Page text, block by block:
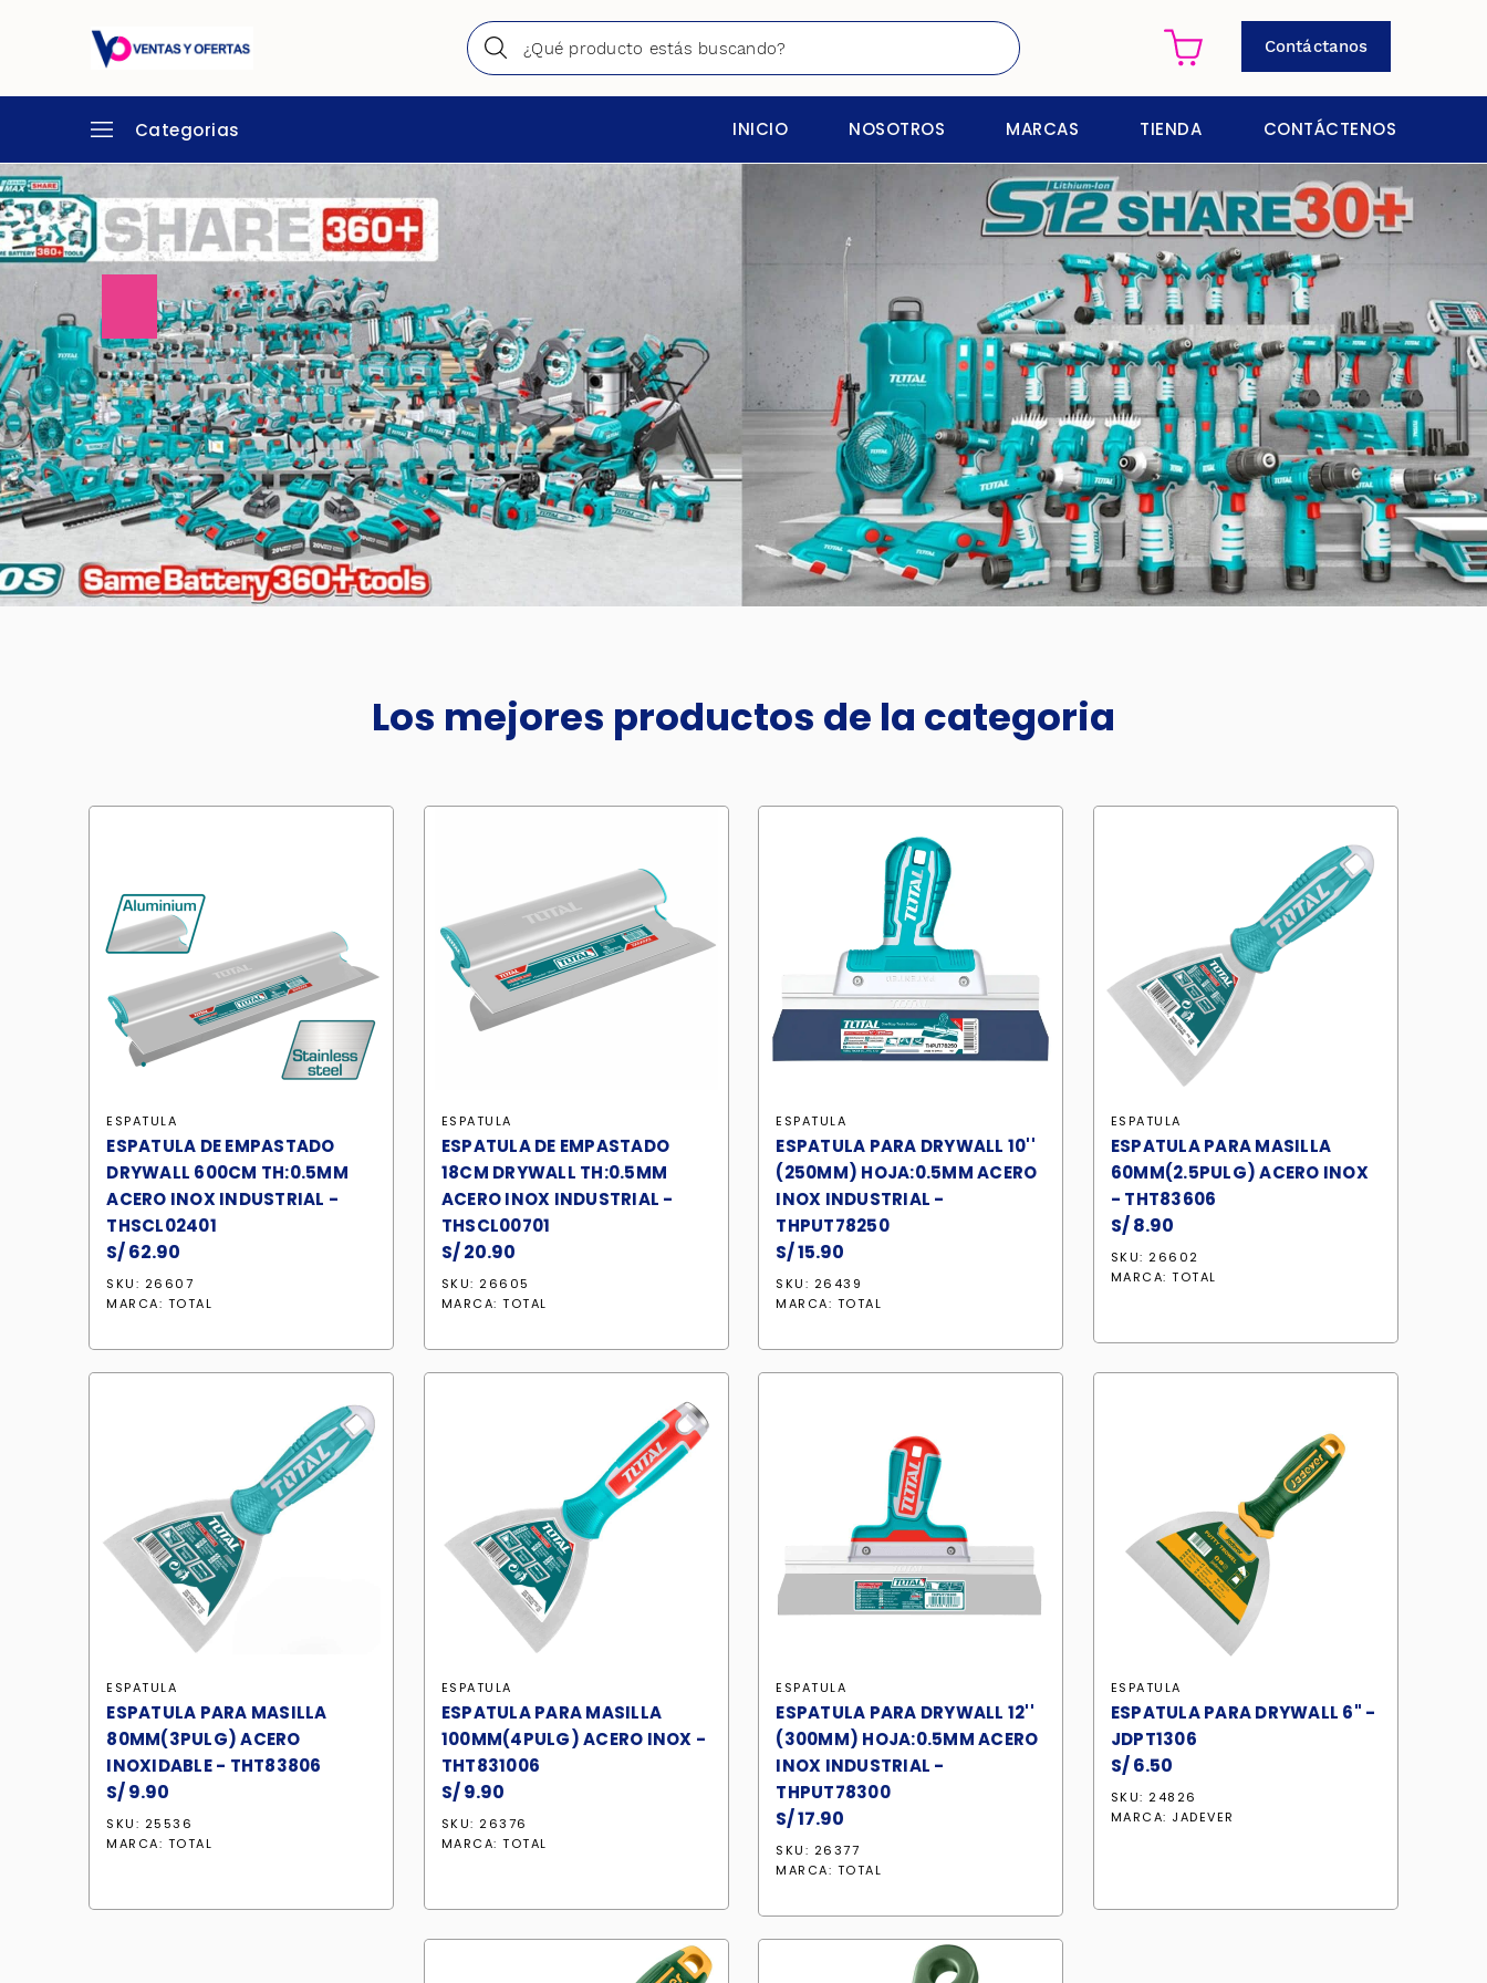
Contáctanos
Categorias INICIO NOSOTROS MARCAS TIENDA CONTÁCTENOS
Los mejores productos de la categoria
ESPATULA
ESPATULA DE EMPASTADO
DRYWALL 600CM TH:0.5MM
ACERO INOX INDUSTRIAL -
THSCL02401
S/62.90
SKU: 26607
MARCA: TOTAL
ESPATULA
ESPATULA DE EMPASTADO
18CM DRYWALL TH:0.5MM
ACERO INOX INDUSTRIAL -
THSCL00701
S/20.90
SKU: 26605
MARCA:TOTAL
ESPATULA
ESPATULA PARA DRYWALL 10''
(250MM) HOJA:0.5MM ACERO
INOX INDUSTRIAL -
THPUT78250
S/15.90
SKU: 26439
MARCA: TOTAL
ESPATULA
ESPATULA PARA MASILLA
60MM(2.5PULG) ACERO INOX
- THT83606
S/8.90
SKU: 26602
MARCA:TOTAL
ESPATULA
ESPATULA PARA MASILLA
80MM(3PULG) ACERO
INOXIDABLE - THT83806
S/9.90
SKU: 25536
MARCA: TOTAL
ESPATULA
ESPATULA PARA MASILLA
100MM(4PULG) ACERO INOX -
THT831006
S/9.90
SKU: 26376
MARCA:TOTAL
ESPATULA
ESPATULA PARA DRYWALL 12''
(300MM) HOJA:0.5MM ACERO
INOX INDUSTRIAL -
THPUT78300
S/17.90
SKU: 26377
MARCA: TOTAL
ESPATULA
ESPATULA PARA DRYWALL 6" -
JDPT1306
S/6.50
SKU: 24826
MARCA: JADEVER